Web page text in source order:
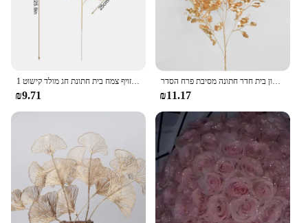
1 חבורה זהב מלאכותי פרח טווס נוצת מייפל עלה אקליפטוס עלים זר מזויף צמח בית חתונת חג מולד קישוט
₪9.71
זהב צמחים מלאכותיים אקליפטוס עלה אדר 2023 חג המולד קישוט סלון בית חדר חתונה מסיבת פרח הסדר
₪11.17